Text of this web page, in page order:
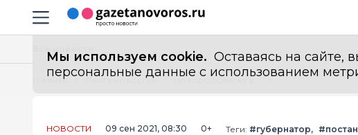
Навигация сайта
Мы используем cookie. Оставаясь на сайте,
персональные данные с использованием
Главная Лента новостей Новороссийску выделили полмиллиарда рублей на строительство школ
НОВОСТИ 09 сен 2021, 08:30 0+ Теги: #губернатор